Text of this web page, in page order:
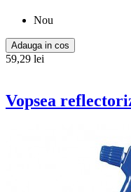
Nou
Adauga in cos
59,29 lei
Vopsea